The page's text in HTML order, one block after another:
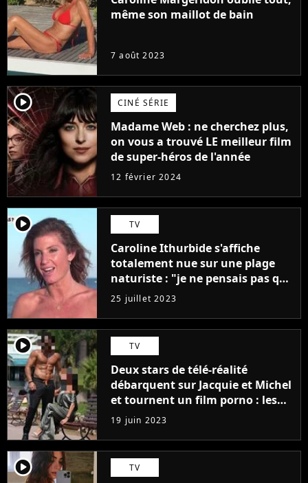
même son maillot de bain
7 août 2023
player2 CINÉ SÉRIE
Madame Web : ne cherchez plus,
on vous a trouvé LE meilleur film
de super-héros de l'année
12 février 2024
player2 TV
Caroline Ithurbide s'affiche
totalement nue sur une plage
naturiste : "je ne pensais pas que
j'arriverais à le faire..."
25 juillet 2023
player2 TV
Deux stars de télé-réalité
débarquent sur Jacquie et Michel
et tournent un film porno : les
premières images du tournage
(exclu)
19 juin 2023
player2 TV